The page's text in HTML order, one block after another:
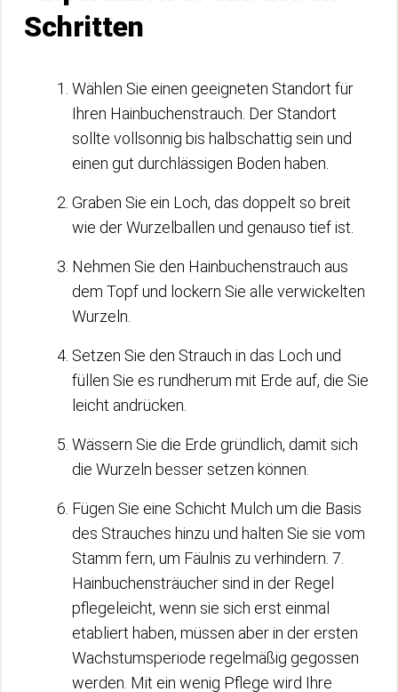
Schritten
Wählen Sie einen geeigneten Standort für
Ihren Hainbuchenstrauch. Der Standort
sollte vollsonnig bis halbschattig sein und
einen gut durchlässigen Boden haben.
Graben Sie ein Loch, das doppelt so breit
wie der Wurzelballen und genauso tief ist.
Nehmen Sie den Hainbuchenstrauch aus
dem Topf und lockern Sie alle verwickelten
Wurzeln.
Setzen Sie den Strauch in das Loch und
füllen Sie es rundherum mit Erde auf, die Sie
leicht andrücken.
Wässern Sie die Erde gründlich, damit sich
die Wurzeln besser setzen können.
Fügen Sie eine Schicht Mulch um die Basis
des Strauches hinzu und halten Sie sie vom
Stamm fern, um Fäulnis zu verhindern. 7.
Hainbuchensträucher sind in der Regel
pflegeleicht, wenn sie sich erst einmal
etabliert haben, müssen aber in der ersten
Wachstumsperiode regelmäßig gegossen
werden. Mit ein wenig Pflege wird Ihre